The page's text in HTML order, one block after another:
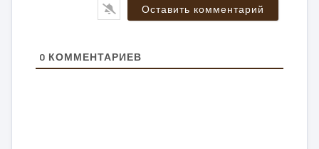
0 КОММЕНТАРИЕВ